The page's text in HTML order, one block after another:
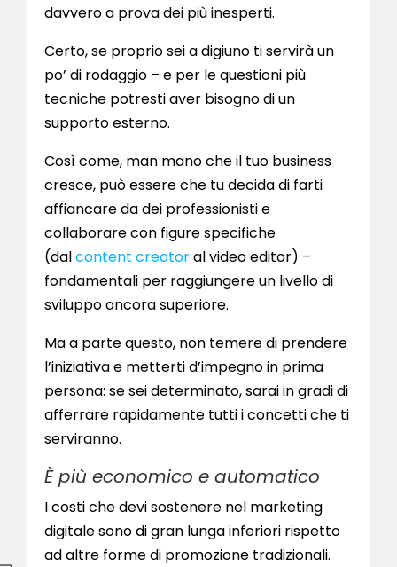
davvero a prova dei più inesperti.
Certo, se proprio sei a digiuno ti servirà un
po’ di rodaggio – e per le questioni più
tecniche potresti aver bisogno di un
supporto esterno.
Così come, man mano che il tuo business
cresce, può essere che tu decida di farti
affiancare da dei professionisti e
collaborare con figure specifiche
(dalcontent creatoral video editor) –
fondamentali per raggiungere un livello di
sviluppo ancora superiore.
Ma a parte questo, non temere di prendere
l’iniziativa e metterti d’impegno in prima
persona: se sei determinato, sarai in gradi di
afferrare rapidamente tutti i concetti che ti
serviranno.
È più economico e automatico
I costi che devi sostenere nel marketing
digitale sono di gran lunga inferiori rispetto
ad altre forme di promozione tradizionali.